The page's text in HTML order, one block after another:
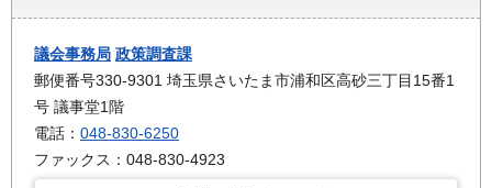
議会事務局 政策調査課
郵便番号330-9301 埼玉県さいたま市浦和区高砂三丁目15番1
号 議事堂1階
電話： 048-830-6250
ファックス：048-830-4923